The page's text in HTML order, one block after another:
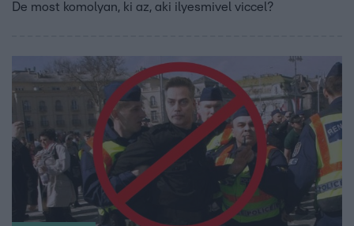
De most komolyan, ki az, aki ilyesmivel viccel?